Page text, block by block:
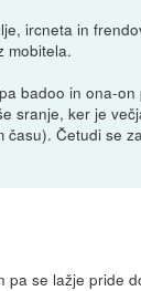
ircneta in
mobitela.
badoo in ona-
sranje, ker je
času). Četudi se
pa se lažje pride